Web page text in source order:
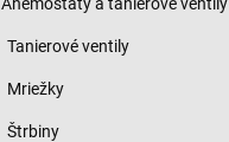
Tanierové ventily
Mriežky
Štrbiny